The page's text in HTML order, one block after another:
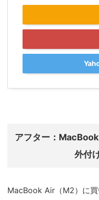
アフター：
外付
MacBook Air（M2）に